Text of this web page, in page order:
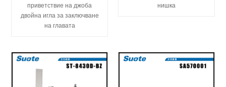
приветствие на джоба
двойна игла за заключване
на главата
нишка